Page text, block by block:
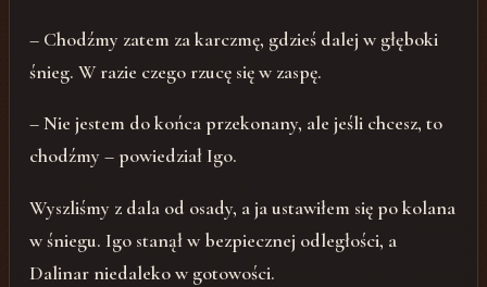
– Chodźmy zatem za karczmę, gdzieś dalej w głęboki
śnieg. W razie czego rzucę się w zaspę.
– Nie jestem do końca przekonany, ale jeśli chcesz, to
chodźmy – powiedział Igo.
Wyszliśmy z dala od osady, a ja ustawiłem się po kolana
w śniegu. Igo stanął w bezpiecznej odległości, a
Dalinar niedaleko w gotowości.